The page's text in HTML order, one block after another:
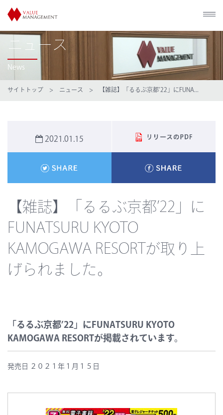
ニュース
News
サイトトップ > ニュース > 【雑誌】「るるぶ京都’22」にFUNA...
2021.01.15
【雑誌】「るるぶ京都’22」に
FUNATSURU KYOTO
KAMOGAWA RESORTが取り上
げられました。
「るるぶ京都’22」にFUNATSURU KYOTO
KAMOGAWA RESORTが掲載されています。
発売日 ２０２１年１月１５日